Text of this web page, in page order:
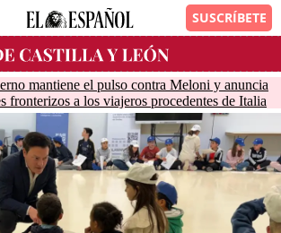
mantiene el pulso contra Meloni y anuncia
fronterizos a los viajeros procedentes de Italia